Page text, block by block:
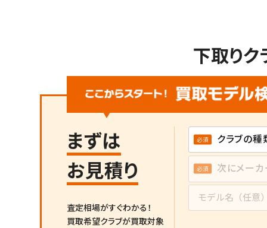
下取りク
まずは
お見積り
査定相場がすぐわかる！
買取希望クラブが買取対象